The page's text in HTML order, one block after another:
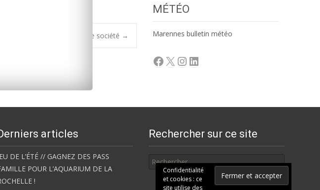
pour le Festival du film de société →
MÉTÉO
Marennes bulletin météo
Facebook
X Instagram
LinkedIn
articles
DE L’ÉTÉ // GAGNEZ DES PASS
POUR L’AQUARIUM DE LA
!
Rechercher sur ce site
Confidentialité
et cookies : ce
site utilise des